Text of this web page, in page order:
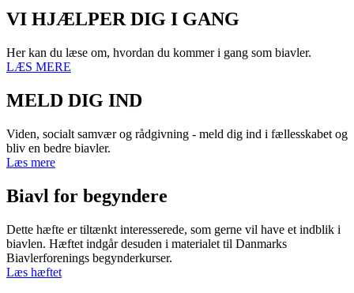
VI HJÆLPER DIG I GANG
Her kan du læse om, hvordan du kommer i gang som biavler.
LÆS MERE
MELD DIG IND
Viden, socialt samvær og rådgivning - meld dig ind i fællesskabet og
bliv en bedre biavler.
Læs mere
Biavl for begyndere
Dette hæfte er tiltænkt interesserede, som gerne vil have et indblik i
biavlen. Hæftet indgår desuden i materialet til Danmarks
Biavlerforenings begynderkurser.
Læs hæftet